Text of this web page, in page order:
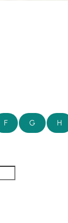
F G H